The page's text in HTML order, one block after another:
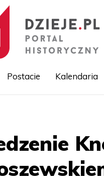
treści
Postacie Kalendaria